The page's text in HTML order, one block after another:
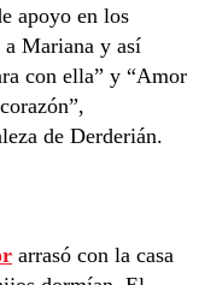
apoyo en los
a Mariana y así
con ella” y “Amor
de Derderián.
arrasó con la casa